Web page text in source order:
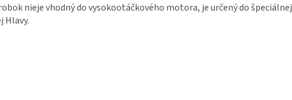
nieje vhodný do vysokootáčkového motora, je určený do špeciálnej
Hlavy.